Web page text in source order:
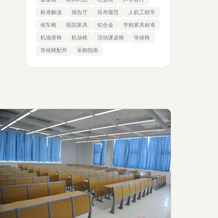
标准解读 报告厅 排布规范 人机工程学
候车椅 医院家具 铝合金 学校家具标准
机场座椅 机场椅 活动课桌椅 等候椅
等候椅配件 采购指南